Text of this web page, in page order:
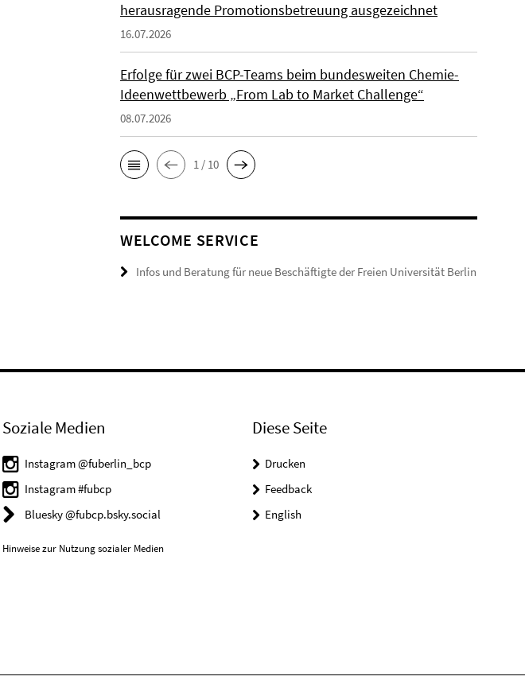
herausragende Promotionsbetreuung ausgezeichnet
16.07.2026
Erfolge für zwei BCP-Teams beim bundesweiten Chemie-
Ideenwettbewerb „From Lab to Market Challenge“
08.07.2026
1 / 10
WELCOME SERVICE
Infos und Beratung für neue Beschäftigte der Freien Universität Berlin
Soziale Medien
Instagram @fuberlin_bcp
Instagram #fubcp
Bluesky @fubcp.bsky.social
Hinweise zur Nutzung sozialer Medien
Diese Seite
Drucken
Feedback
English